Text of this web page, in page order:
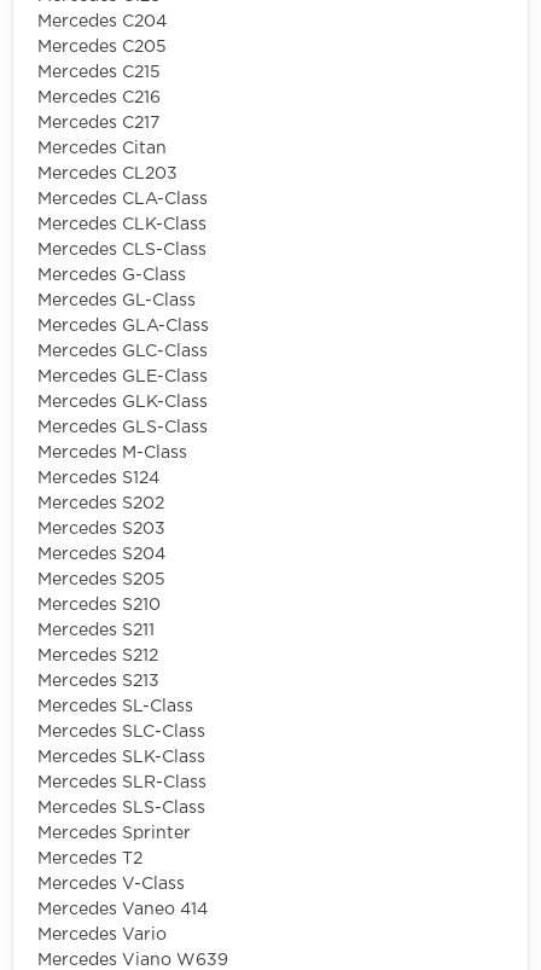
Mercedes C204
Mercedes C205
Mercedes C215
Mercedes C216
Mercedes C217
Mercedes Citan
Mercedes CL203
Mercedes CLA-Class
Mercedes CLK-Class
Mercedes CLS-Class
Mercedes G-Class
Mercedes GL-Class
Mercedes GLA-Class
Mercedes GLC-Class
Mercedes GLE-Class
Mercedes GLK-Class
Mercedes GLS-Class
Mercedes M-Class
Mercedes S124
Mercedes S202
Mercedes S203
Mercedes S204
Mercedes S205
Mercedes S210
Mercedes S211
Mercedes S212
Mercedes S213
Mercedes SL-Class
Mercedes SLC-Class
Mercedes SLK-Class
Mercedes SLR-Class
Mercedes SLS-Class
Mercedes Sprinter
Mercedes T2
Mercedes V-Class
Mercedes Vaneo 414
Mercedes Vario
Mercedes Viano W639